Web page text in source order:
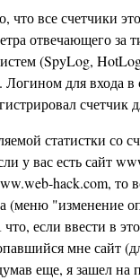
что все счетчики
отвечающего за
(SpyLog,
для входа в
счетчик
статистки со
у вас есть сайт
hack.com, то
(меню "изменение
если ввести в
мне сайт
еще, я зашел